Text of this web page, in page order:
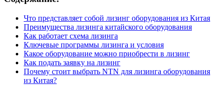
Что представляет собой лизинг оборудования из Китая
Преимущества лизинга китайского оборудования
Как работает схема лизинга
Ключевые программы лизинга и условия
Какое оборудование можно приобрести в лизинг
Как подать заявку на лизинг
Почему стоит выбрать NTN для лизинга оборудования
из Китая?